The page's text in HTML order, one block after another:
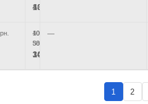
100+
43,20 грн.
10+
40,85 грн.
50+
38,70 грн.
100+
34,40 грн.
—
1 2